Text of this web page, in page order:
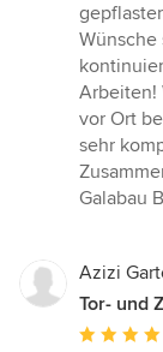
5
von
5
Sternen
Arbeiten!
vor Ort
sehr
Galabau
Azizi
Tor- und